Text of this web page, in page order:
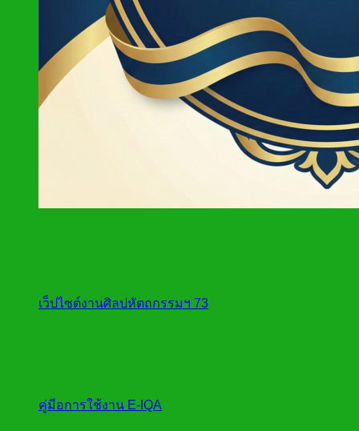
เว็ปไซต์งานศิลปหัตถกรรมฯ 73
คู่มือการใช้งาน E-IQA